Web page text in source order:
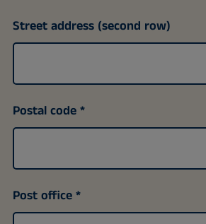
Street address (second row)
Postal code
Post office